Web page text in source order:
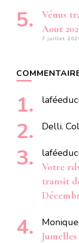
Vénus
Aout
7 juillet
Delli.
Votre
transit